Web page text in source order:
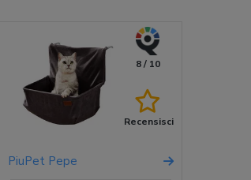
8 / 10
Recensisci
PiuPet Pepe